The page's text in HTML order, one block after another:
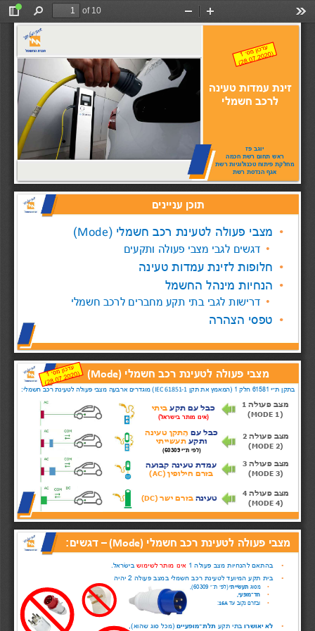
Toggle
Sidebar
Find
of 10
Zoom
זינת עמדות טעינה
לרכב חשמלי
יוגב פז
ראש תחום רשת חכמה
מחלקת פיתוח טכנולוגיות רשת
אגף הנדסת רשת
תוכן עניינים
• מצבי פעולה לטעינת רכב חשמלי )
Mode
(
• דגשים לגבי מצבי פעולה ותקעים
• חלופות לזינת עמדות טעינה
• הנחיות מינהל החשמל
• דרישות לגבי בתי תקע מחברים לרכב חשמלי
• טפסי הצהרה
מצבי פעולה לטעינת רכב חשמלי (Mode)
בתקן ת״י 61581 חלק 1
)המאמץ את תקן IEC 61851-1
(מוגדרים ארבעה מצבי פעולה לטעינת רכב חשמלי:
מצב פעולה
1
(MODE 1)
מצב פעולה
2
(MODE 2)
מצב פעולה
3
(MODE 3)
מצב פעולה
4
(MODE 4)
כבל עם תקע ביתי
)אינו מותר בישראל(
טעינה בזרם ישר (DC)
כבל עם
הֶתקן טעינה
ותקע
תעשייתי
)לפי ת״י 60309
(
עמדת טעינה קבועה
בזרם חילופין
(AC)
מצבי פעולה לטעינת רכב חשמלי (Mode)
– דגשים:
• בהתאם להנחיות מצב פעולה 1 אינו מותר לשימוש בישׂראל
•
בית תקע המיועד לטעינת רכב חשמלי במצב פעולה 2 יהיה
• מסוג תעשׂייתי)לפי ת״י 60309
(
•
חד־מופעי
•
ובזרם נקוב עד 16A
:
• לא יאושרו בתי תקע תלת־מופעיים )מכל סוג שהוא(
,